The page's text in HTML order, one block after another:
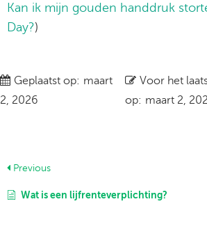
Kan ik mijn gouden handdruk
Day?)
Geplaatst op: maart
2, 2026
Voor het
op: maart 2,
Previous
Wat is een lijfrenteverplichting?